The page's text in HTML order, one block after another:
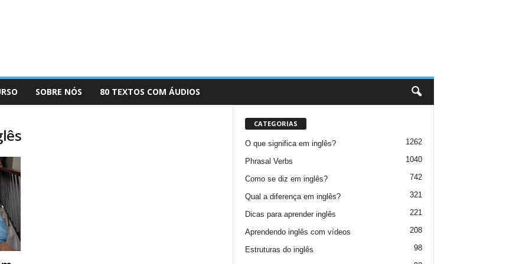
SOBRE NÓS 80 TEXTOS COM ÁUDIOS
CATEGORIAS
O que significa em inglês? 1262
Phrasal Verbs 1040
Como se diz em inglês? 742
Qual a diferença em inglês? 321
Dicas para aprender inglês 221
Aprendendo inglês com vídeos 208
Estruturas do inglês 98